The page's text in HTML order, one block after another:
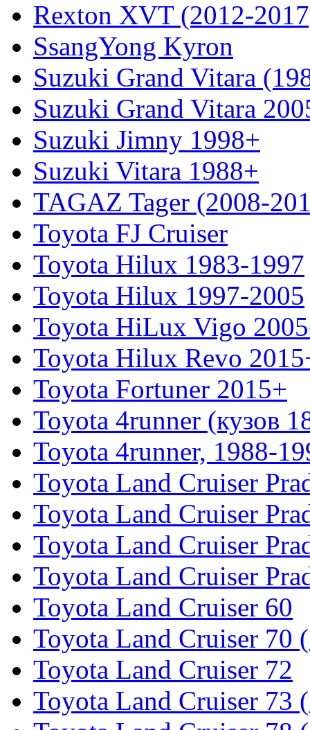
Rexton XVT (2012-
SsangYong Kyron
Suzuki Grand Vitara
Suzuki Grand Vitara
Suzuki Jimny 1998+
Suzuki Vitara 1988+
TAGAZ Tager (2008-
Toyota FJ Cruiser
Toyota Hilux 1983-1997
Toyota Hilux 1997-2005
Toyota HiLux Vigo
Toyota Hilux Revo
Toyota Fortuner 2015+
Toyota 4runner (кузов
Toyota 4runner, 1988-
Toyota Land Cruiser
Toyota Land Cruiser
Toyota Land Cruiser
Toyota Land Cruiser
Toyota Land Cruiser 60
Toyota Land Cruiser 70
Toyota Land Cruiser 72
Toyota Land Cruiser 73